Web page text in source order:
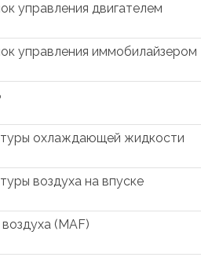
управления двигателем
управления иммобилайзером
охлаждающей жидкости
воздуха на впуске
(MAF)